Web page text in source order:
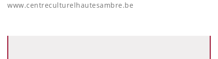
www.centreculturelhautesambre.be